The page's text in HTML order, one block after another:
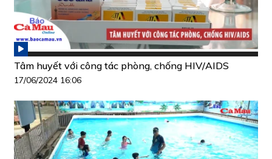
Tâm huyết với công tác phòng, chống HIV/AIDS
17/06/2024 16:06